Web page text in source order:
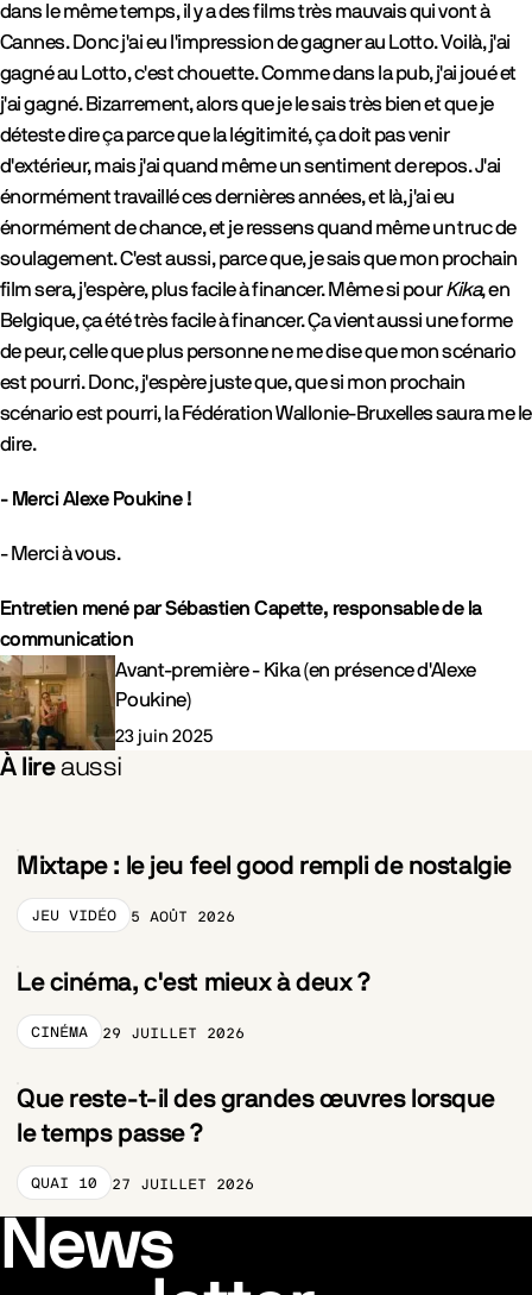
dans le même temps, il y a des films très mauvais qui vont à
Cannes. Donc j'ai eu l'impression de gagner au Lotto. Voilà, j'ai
gagné au Lotto, c'est chouette. Comme dans la pub, j'ai joué et
j'ai gagné. Bizarrement, alors que je le sais très bien et que je
déteste dire ça parce que la légitimité, ça doit pas venir
d'extérieur, mais j'ai quand même un sentiment de repos. J'ai
énormément travaillé ces dernières années, et là, j'ai eu
énormément de chance, et je ressens quand même un truc de
soulagement. C'est aussi, parce que, je sais que mon prochain
film sera, j'espère, plus facile à financer. Même si pourKika, en
Belgique, ça été très facile à financer. Ça vient aussi une forme
de peur, celle que plus personne ne me dise que mon scénario
est pourri. Donc, j'espère juste que, que si mon prochain
scénario est pourri, la Fédération Wallonie-Bruxelles saura me le
dire.
- Merci Alexe Poukine !
- Merci à vous.
Entretien mené par Sébastien Capette, responsable de la
communication
Evénements Avant-première - Kika (en présence d'Alexe
Poukine)
23 juin 2025
À lireaussi
Mixtape : le jeu feel good rempli de nostalgie
CATEGORY_PRELABEL
JEU VIDÉO 5 AOÛT 2026
Le cinéma, c'est mieux à deux ?
CATEGORY_PRELABEL
CINÉMA 29 JUILLET 2026
Que reste-t-il des grandes œuvres lorsque
le temps passe ?
CATEGORY_PRELABEL
QUAI 10 27 JUILLET 2026
News